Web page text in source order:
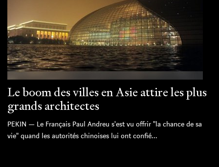
Le boom des villes en Asie attire les plus
grands architectes
PEKIN — Le Français Paul Andreu s'est vu offrir "la chance de sa
vie" quand les autorités chinoises lui ont confié...